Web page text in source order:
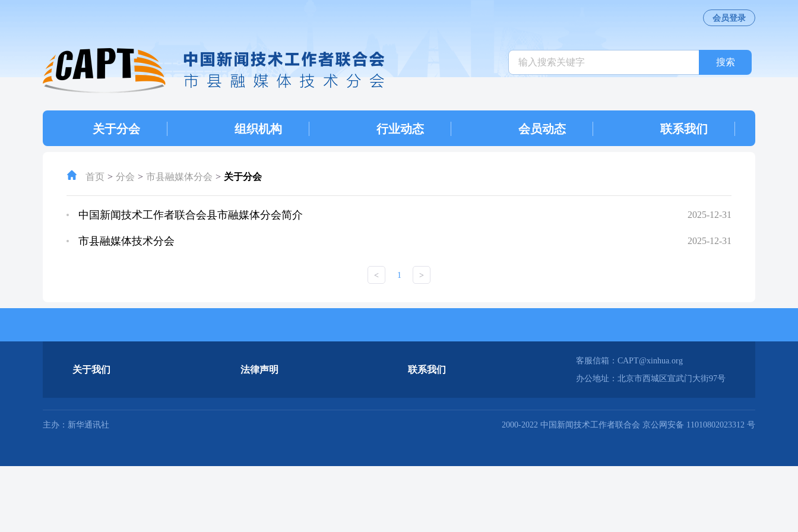
会员登录
搜索
关于分会 组织机构 行业动态 会员动态 联系我们
首页 分会 市县融媒体分会 关于分会
中国新闻技术工作者联合会县市融媒体分会简介 2025-12-31
市县融媒体技术分会 2025-12-31
< 1 >
关于我们 法律声明 联系我们
客服信箱：CAPT@xinhua.org
办公地址：北京市西城区宣武门大街97号
主办：新华通讯社 2000-2022 中国新闻技术工作者联合会 京公网安备 11010802023312 号